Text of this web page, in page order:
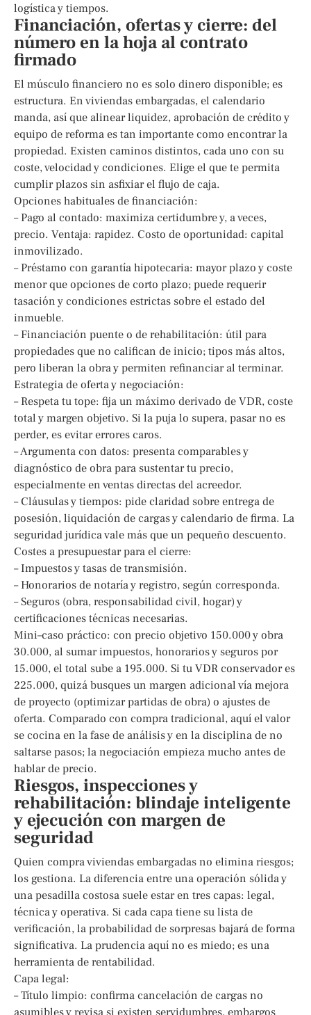
logística y tiempos.
Financiación, ofertas y cierre: del
número en la hoja al contrato
firmado
El músculo financiero no es solo dinero disponible; es
estructura. En viviendas embargadas, el calendario
manda, así que alinear liquidez, aprobación de crédito y
equipo de reforma es tan importante como encontrar la
propiedad. Existen caminos distintos, cada uno con su
coste, velocidad y condiciones. Elige el que te permita
cumplir plazos sin asfixiar el flujo de caja.
Opciones habituales de financiación:
– Pago al contado: maximiza certidumbre y, a veces,
precio. Ventaja: rapidez. Costo de oportunidad: capital
inmovilizado.
– Préstamo con garantía hipotecaria: mayor plazo y coste
menor que opciones de corto plazo; puede requerir
tasación y condiciones estrictas sobre el estado del
inmueble.
– Financiación puente o de rehabilitación: útil para
propiedades que no califican de inicio; tipos más altos,
pero liberan la obra y permiten refinanciar al terminar.
Estrategia de oferta y negociación:
– Respeta tu tope: fija un máximo derivado de VDR, coste
total y margen objetivo. Si la puja lo supera, pasar no es
perder, es evitar errores caros.
– Argumenta con datos: presenta comparables y
diagnóstico de obra para sustentar tu precio,
especialmente en ventas directas del acreedor.
– Cláusulas y tiempos: pide claridad sobre entrega de
posesión, liquidación de cargas y calendario de firma. La
seguridad jurídica vale más que un pequeño descuento.
Costes a presupuestar para el cierre:
– Impuestos y tasas de transmisión.
– Honorarios de notaría y registro, según corresponda.
– Seguros (obra, responsabilidad civil, hogar) y
certificaciones técnicas necesarias.
Mini–caso práctico: con precio objetivo 150.000 y obra
30.000, al sumar impuestos, honorarios y seguros por
15.000, el total sube a 195.000. Si tu VDR conservador es
225.000, quizá busques un margen adicional vía mejora
de proyecto (optimizar partidas de obra) o ajustes de
oferta. Comparado con compra tradicional, aquí el valor
se cocina en la fase de análisis y en la disciplina de no
saltarse pasos; la negociación empieza mucho antes de
hablar de precio.
Riesgos, inspecciones y
rehabilitación: blindaje inteligente
y ejecución con margen de
seguridad
Quien compra viviendas embargadas no elimina riesgos;
los gestiona. La diferencia entre una operación sólida y
una pesadilla costosa suele estar en tres capas: legal,
técnica y operativa. Si cada capa tiene su lista de
verificación, la probabilidad de sorpresas bajará de forma
significativa. La prudencia aquí no es miedo; es una
herramienta de rentabilidad.
Capa legal:
– Título limpio: confirma cancelación de cargas no
asumibles y revisa si existen servidumbres, embargos